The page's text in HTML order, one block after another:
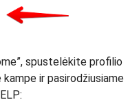
spustelėkite profilio
ir pasirodžiusiame